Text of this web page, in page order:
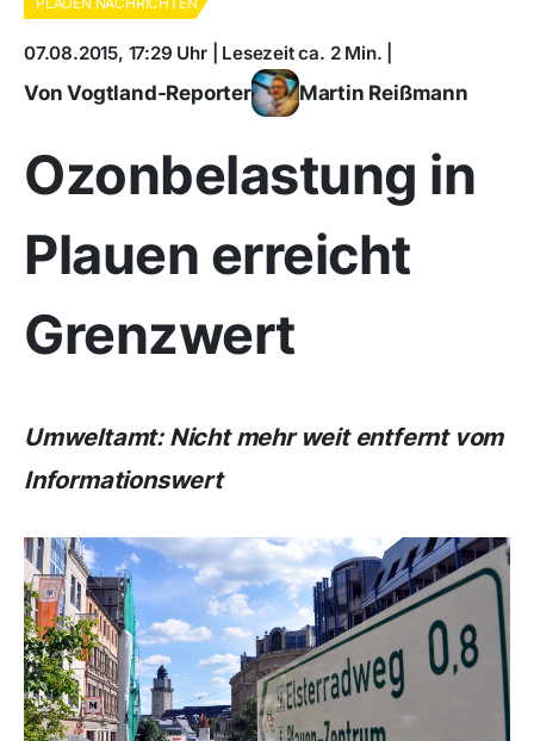
07.08.2015, 17:29 Uhr | Lesezeit ca. 2 Min. |
Von Vogtland-Reporter Martin Reißmann
Ozonbelastung in
Plauen erreicht
Grenzwert
Umweltamt: Nicht mehr weit entfernt vom
Informationswert